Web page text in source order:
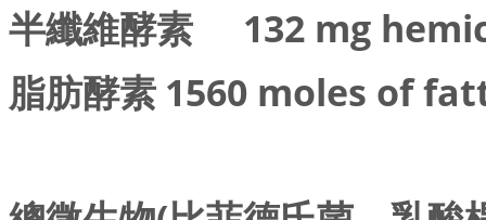
半纖維酵素
132 mg
脂肪酵素 1560 moles of